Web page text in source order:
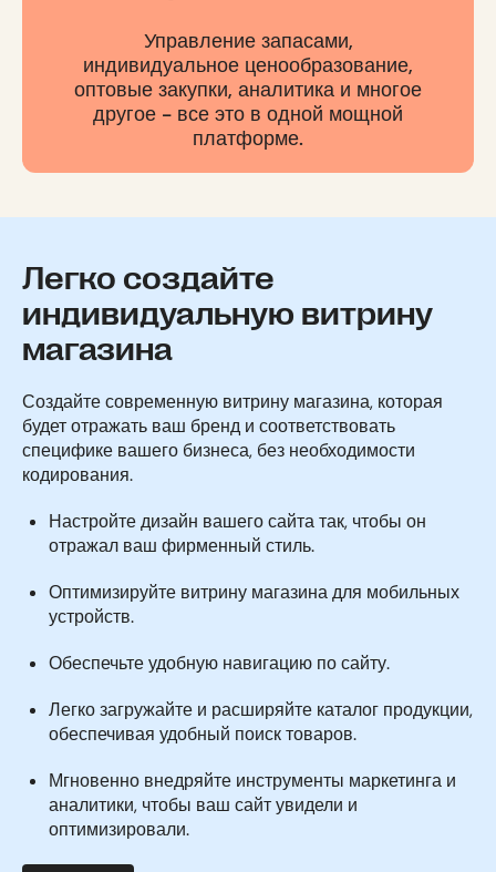
Управление запасами,
индивидуальное ценообразование,
оптовые закупки, аналитика и многое
другое - все это в одной мощной
платформе.
Легко создайте
индивидуальную витрину
магазина
Создайте современную витрину магазина, которая
будет отражать ваш бренд и соответствовать
специфике вашего бизнеса, без необходимости
кодирования.
Настройте дизайн вашего сайта так, чтобы он
отражал ваш фирменный стиль.
Оптимизируйте витрину магазина для мобильных
устройств.
Обеспечьте удобную навигацию по сайту.
Легко загружайте и расширяйте каталог продукции,
обеспечивая удобный поиск товаров.
Мгновенно внедряйте инструменты маркетинга и
аналитики, чтобы ваш сайт увидели и
оптимизировали.